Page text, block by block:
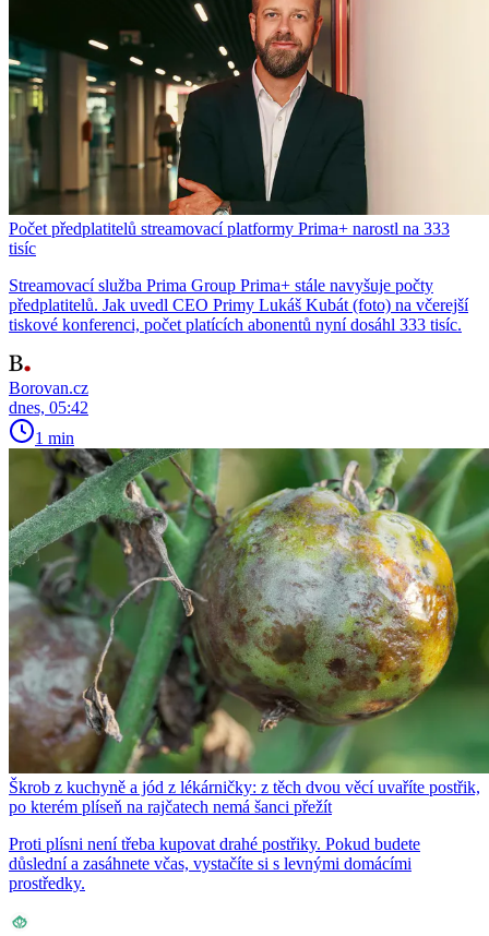
Počet předplatitelů streamovací platformy Prima+ narostl na 333
tisíc
Streamovací služba Prima Group Prima+ stále navyšuje počty
předplatitelů. Jak uvedl CEO Primy Lukáš Kubát (foto) na včerejší
tiskové konferenci, počet platících abonentů nyní dosáhl 333 tisíc.
Borovan.cz
dnes, 05:42
1 min
Škrob z kuchyně a jód z lékárničky: z těch dvou věcí uvaříte postřik,
po kterém plíseň na rajčatech nemá šanci přežít
Proti plísni není třeba kupovat drahé postřiky. Pokud budete
důslední a zasáhnete včas, vystačíte si s levnými domácími
prostředky.